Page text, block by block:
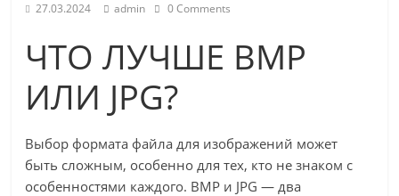
27.03.2024 admin 0 Comments
ЧТО ЛУЧШЕ BMP
ИЛИ JPG?
Выбор формата файла для изображений может
быть сложным, особенно для тех, кто не знаком с
особенностями каждого. BMP и JPG — два